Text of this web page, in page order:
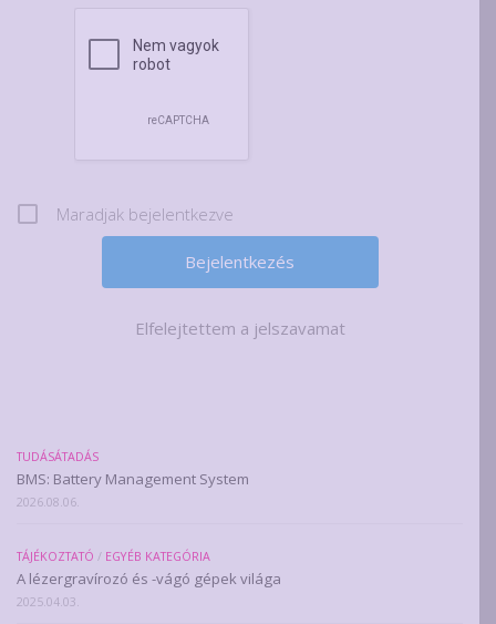
Maradjak bejelentkezve
Elfelejtettem a jelszavamat
TUDÁSÁTADÁS
BMS: Battery Management System
2026.08.06.
TÁJÉKOZTATÓ / EGYÉB KATEGÓRIA
A lézergravírozó és -vágó gépek világa
2025.04.03.